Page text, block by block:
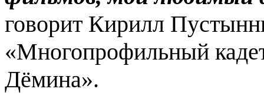
говорит Кирилл
«Многопрофильный
Дёмина».